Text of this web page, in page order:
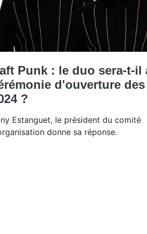
Punk : le duo sera-t-il
d'ouverture des
?
Estanguet, le président du comité
donne sa réponse.